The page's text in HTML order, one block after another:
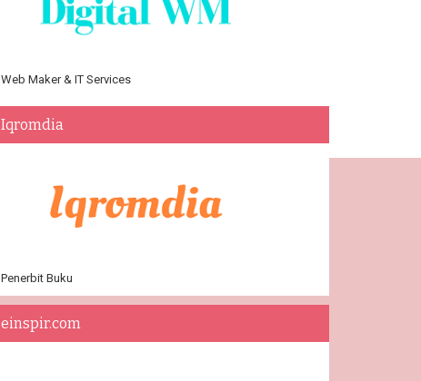
Web Maker & IT Services
Iqromdia
Penerbit Buku
einspir.com